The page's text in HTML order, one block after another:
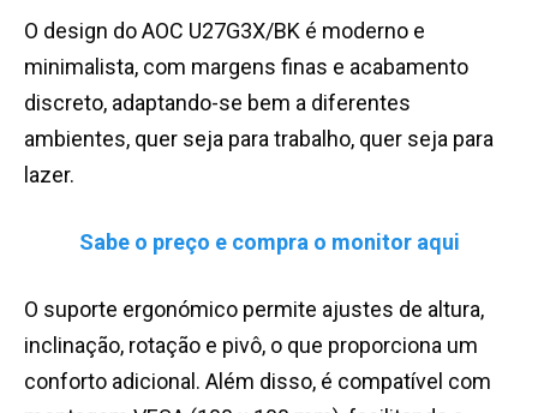
O design do AOC U27G3X/BK é moderno e
minimalista, com margens finas e acabamento
discreto, adaptando-se bem a diferentes
ambientes, quer seja para trabalho, quer seja para
lazer.
Sabe o preço e compra o monitor aqui
O suporte ergonómico permite ajustes de altura,
inclinação, rotação e pivô, o que proporciona um
conforto adicional. Além disso, é compatível com